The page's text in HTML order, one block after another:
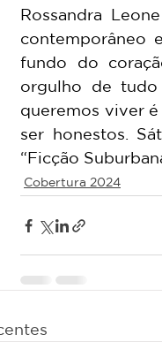
Rossandra
contemporâneo
fundo do
orgulho de
queremos viver
ser honestos.
“Ficção
Cobertura 2024